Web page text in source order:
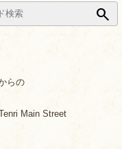
search
らの
Main Street